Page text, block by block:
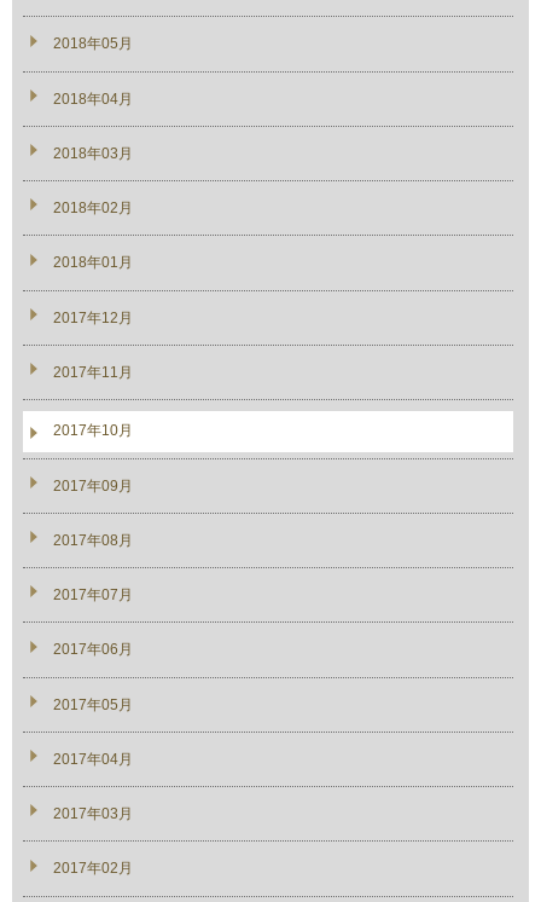
2018年05月
2018年04月
2018年03月
2018年02月
2018年01月
2017年12月
2017年11月
2017年10月
2017年09月
2017年08月
2017年07月
2017年06月
2017年05月
2017年04月
2017年03月
2017年02月